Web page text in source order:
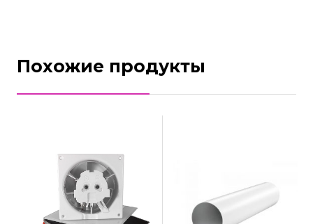
Похожие продукты